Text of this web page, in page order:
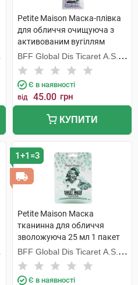
Petite Maison Маска-плівка
для обличчя очищуюча з
активованим вугіллям
бамбуку 10 г 1 пакет
BFF Global Dis Ticaret A.S.
(Туреччина)
Є в наявності
від 45.00 грн
КУПИТИ
1+1=3
Petite Maison Маска
тканинна для обличчя
зволожуюча 25 мл 1 пакет
BFF Global Dis Ticaret A.S.
(Туреччина)
Є в наявності